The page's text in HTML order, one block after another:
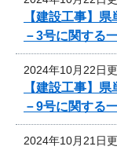
【建設工事】
－3号に関する
2024年10月22日
【建設工事】
－9号に関する
2024年10月21日